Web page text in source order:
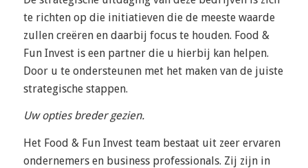
te richten op die initiatieven die de meeste waarde
zullen creëren en daarbij focus te houden. Food &
Fun Invest is een partner die u hierbij kan helpen.
Door u te ondersteunen met het maken van de juiste
strategische stappen.
Uw opties breder gezien.
Het Food & Fun Invest team bestaat uit zeer ervaren
ondernemers en business professionals. Zij zijn in